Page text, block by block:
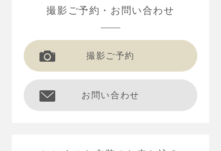
撮影ご予約 お問い合わせ
撮影ご予約
お問い合わせ